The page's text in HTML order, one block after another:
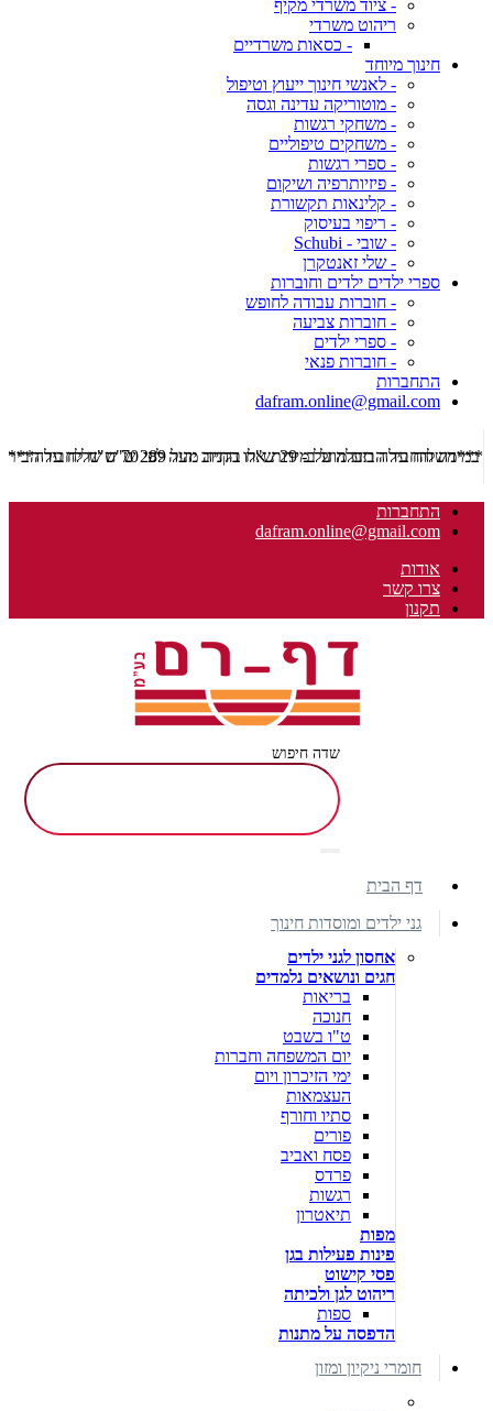
- ציוד משרדי מקיף
ריהוט משרדי
- כסאות משרדיים
חינוך מיוחד
- לאנשי חינוך ייעוץ וטיפול
- מוטוריקה עדינה וגסה
- משחקי רגשות
- משחקים טיפוליים
- ספרי רגשות
- פיזיותרפיה ושיקום
- קלינאות תקשורת
- ריפוי בעיסוק
- שובי - Schubi
- שלי זאנטקרן
ספרי ילדים ילדים וחוברות
- חוברות עבודה לחופש
- חוברות צביעה
- ספרי ילדים
- חוברות פנאי
התחברות
dafram.online@gmail.com
***משלוח עד הבית מוזל ב- 29 ש"ח בקניה מעל 289 ש"ח שליח עד הבית ***
התחברות
dafram.online@gmail.com
אודות
צרו קשר
תקנון
שדה חיפוש
דף הבית
גני ילדים ומוסדות חינוך
אחסון לגני ילדים
חגים ונושאים נלמדים
בריאות
חנוכה
ט"ו בשבט
יום המשפחה וחברות
ימי הזיכרון ויום
העצמאות
סתיו וחורף
פורים
פסח ואביב
פרדס
רגשות
תיאטרון
מפות
פינות פעילות בגן
פסי קישוט
ריהוט לגן ולכיתה
ספות
הדפסה על מתנות
חומרי ניקיון ומזון